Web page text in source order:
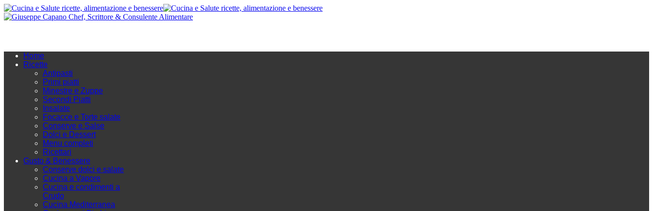
Home
Ricette
Antipasti
Primi piatti
Minestre e Zuppe
Secondi Piatti
Insalate
Focacce e Torte salate
Conserve e Salse
Dolci e Dessert
Menu completi
Ricettari
Gusto & Benessere
Conserve dolci e salate
Cucina a Vapore
Cucina e condimenti a
Crudo
Cucina Mediterranea